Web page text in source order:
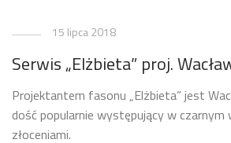
15 lipca 2018
Serwis „Elżbieta” proj.
Projektantem fasonu „Elżbieta” jest
dość popularnie występujący w czarnym
złoceniami.